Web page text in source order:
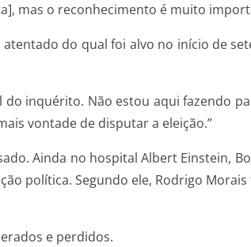
mas o reconhecimento é muito
do qual foi alvo no início de
inquérito. Não estou aqui fazendo
vontade de disputar a eleição.”
Ainda no hospital Albert Einstein,
política. Segundo ele, Rodrigo
e perdidos.